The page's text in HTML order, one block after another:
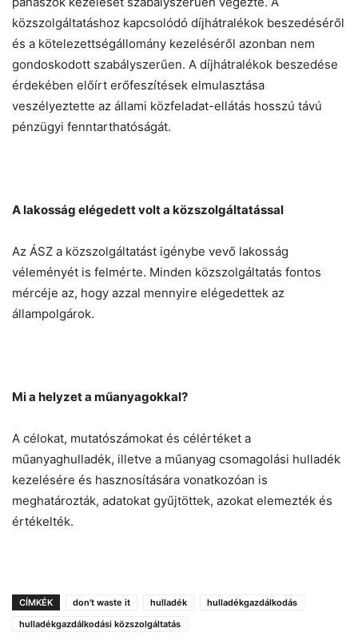
közszolgáltatáshoz kapcsolódó díjhátralékok beszedéséről
és a kötelezettségállomány kezeléséről azonban nem
gondoskodott szabályszerűen. A díjhátralékok beszedése
érdekében előírt erőfeszítések elmulasztása
veszélyeztette az állami közfeladat-ellátás hosszú távú
pénzügyi fenntarthatóságát.
A lakosság elégedett volt a közszolgáltatással
Az ÁSZ a közszolgáltatást igénybe vevő lakosság
véleményét is felmérte. Minden közszolgáltatás fontos
mércéje az, hogy azzal mennyire elégedettek az
állampolgárok.
Mi a helyzet a műanyagokkal?
A célokat, mutatószámokat és célértéket a
műanyaghulladék, illetve a műanyag csomagolási hulladék
kezelésére és hasznosítására vonatkozóan is
meghatározták, adatokat gyűjtöttek, azokat elemezték és
értékelték.
CÍMKÉK don't waste it hulladék
hulladékgazdálkodás
hulladékgazdálkodási közszolgáltatás